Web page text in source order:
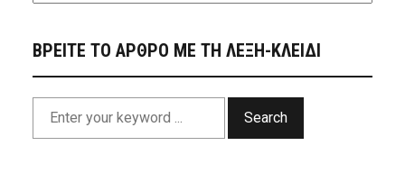
ΒΡΕΙΤΕ ΤΟ ΑΡΘΡΟ ΜΕ ΤΗ ΛΕΞΗ-ΚΛΕΙΔΙ
Search